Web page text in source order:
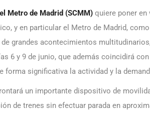
Metro de Madrid (SCMM) quiere poner en
y en particular el Metro de Madrid,
grandes acontecimientos
6 y 9 de junio, que además coincidirá
forma significativa la actividad y la
un importante dispositivo de
de trenes sin efectuar parada en